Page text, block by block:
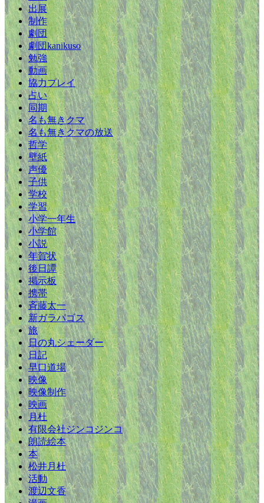
出展
制作
劇団
劇団kanikuso
勉強
動画
協力プレイ
占い
同期
名も無きクマ
名も無きクマの放送
哲学
壁紙
声優
子供
学校
学習
小学一年生
小学館
小説
年賀状
後日譚
掲示板
携帯
斉藤太一
新ガラパゴス
旅
日の丸シェーダー
日記
早口道場
映像
映像制作
映画
月杜
有限会社ジンコジンコ
朗読絵本
本
松井月杜
活動
渡辺文香